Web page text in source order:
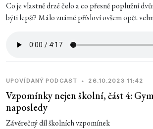
Co je vlastně drzé čelo a co přesně poplužní
býti lepší? Málo známé přísloví ovšem opět
UPOVÍDANÝ PODCAST • 26.10.2023 11:42
Vzpomínky nejen školní, část 4:
naposledy
Závěrečný díl školních vzpomínek